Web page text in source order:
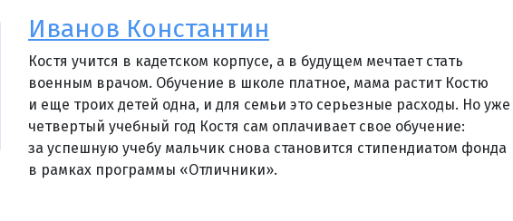
Иванов Константин
Костя учится в кадетском корпусе, а в будущем мечтает стать
военным врачом. Обучение в школе платное, мама растит Костю
и еще троих детей одна, и для семьи это серьезные расходы. Но уже
четвертый учебный год Костя сам оплачивает свое обучение:
за успешную учебу мальчик снова становится стипендиатом фонда
в рамках программы «Отличники».